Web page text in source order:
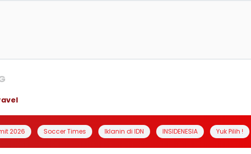
2026 Soccer Times Iklanin di IDN INSIDENESIA Yuk Pilih !